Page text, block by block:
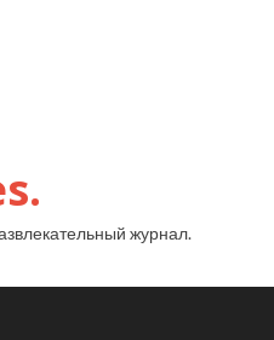
журнал.